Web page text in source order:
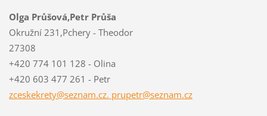
Olga Průšová,Petr Průša
Okružní 231,Pchery - Theodor
27308
+420 774 101 128 - Olina
+420 603 477 261 - Petr
zceskekrety@seznam.cz. prupetr@seznam.cz